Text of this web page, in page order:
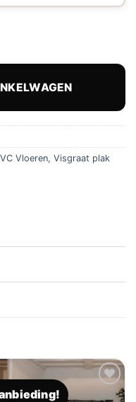
Vloeren, Visgraat plak
Toevoegen